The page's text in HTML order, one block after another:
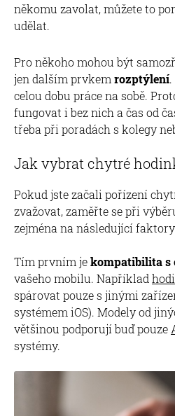
někomu zavolat, můžete to
udělat.
Pro někoho mohou být
jen dalším prvkem rozptýlení
celou dobu práce na sobě.
fungovat i bez nich a čas od
třeba při poradách s kolegy
Jak vybrat chytré
Pokud jste začali pořízení
zvažovat, zaměřte se při
zejména na následující faktory.
Tím prvním jekompatibilita s
vašeho mobilu. Například
spárovat pouze s jinými
systémem iOS). Modely od
většinou podporují buď pouze
systémy.